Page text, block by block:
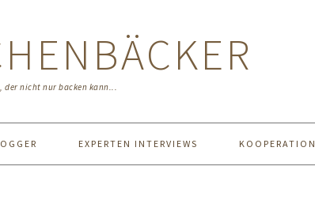
der nicht nur backen kann...
EXPERTEN INTERVIEWS KOOPERATION